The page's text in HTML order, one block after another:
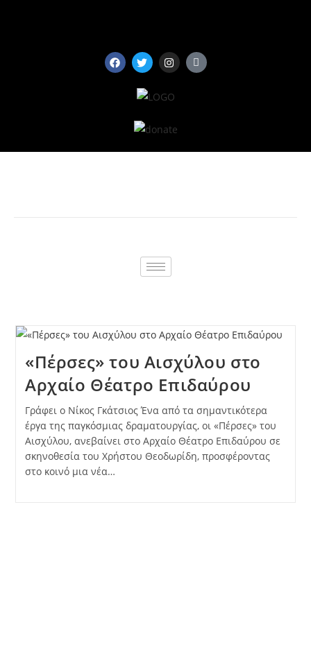
«Πέρσες» του Αισχύλου στο
Αρχαίο Θέατρο Επιδαύρου
Γράφει ο Νίκος Γκάτσιος Ένα από τα σημαντικότερα
έργα της παγκόσμιας δραματουργίας, οι «Πέρσες» του
Αισχύλου, ανεβαίνει στο Αρχαίο Θέατρο Επιδαύρου σε
σκηνοθεσία του Χρήστου Θεοδωρίδη, προσφέροντας
στο κοινό μια νέα…